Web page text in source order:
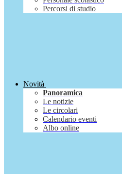
Percorsi di studio
Novità
Panoramica
Le notizie
Le circolari
Calendario eventi
Albo online